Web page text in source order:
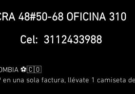
48#50-68 OFICINA 310
Cel: 3112433988
⚽🇨🇴
en una sola factura, llévate 1 camiseta